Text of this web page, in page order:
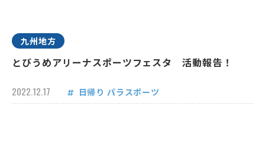
九州地方
とびうめアリーナスポーツフェスタ 活動報告！
2022.12.17 日帰り パラスポーツ